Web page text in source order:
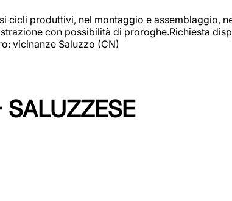
cicli produttivi, nel montaggio e assemblaggio,
con possibilità di proroghe.Richiesta
vicinanze Saluzzo (CN)